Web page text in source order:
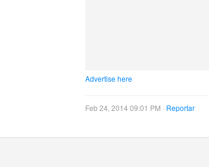
Advertise here
Feb 24, 2014 09:01 PM · Reportar